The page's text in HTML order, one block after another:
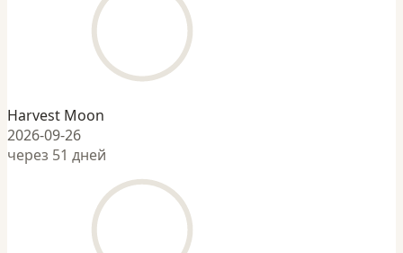
Harvest Moon
2026-09-26
через 51 дней